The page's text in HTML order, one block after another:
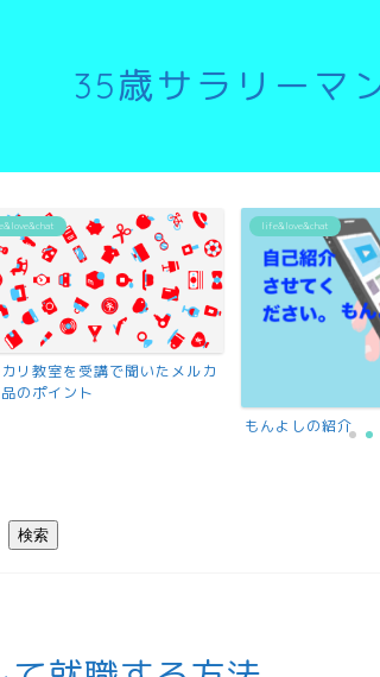
35歳サラリーマ
リ教室を受講で聞いたメルカ
のポイント
life&love&chat
もんよしの紹介
検索